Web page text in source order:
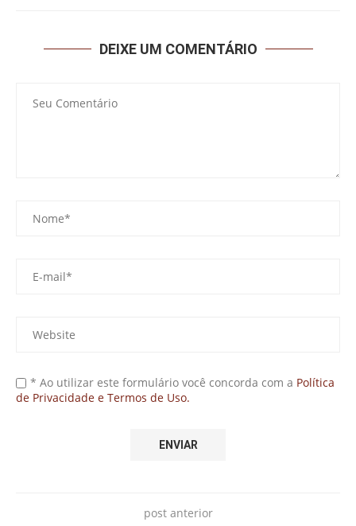
DEIXE UM COMENTÁRIO
* Ao utilizar este formulário você concorda com a Política
de Privacidade e Termos de Uso.
post anterior